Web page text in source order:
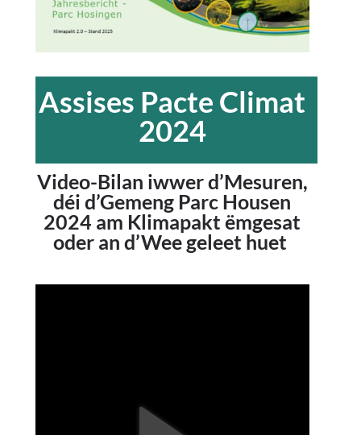
Assises Pacte Climat
2024
Video-Bilan iwwer d’Mesuren,
déi d’Gemeng Parc Housen
2024 am Klimapakt ëmgesat
oder an d’Wee geleet huet